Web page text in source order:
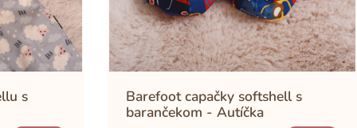
s
Barefoot capačky softshell s
barančekom - Autíčka